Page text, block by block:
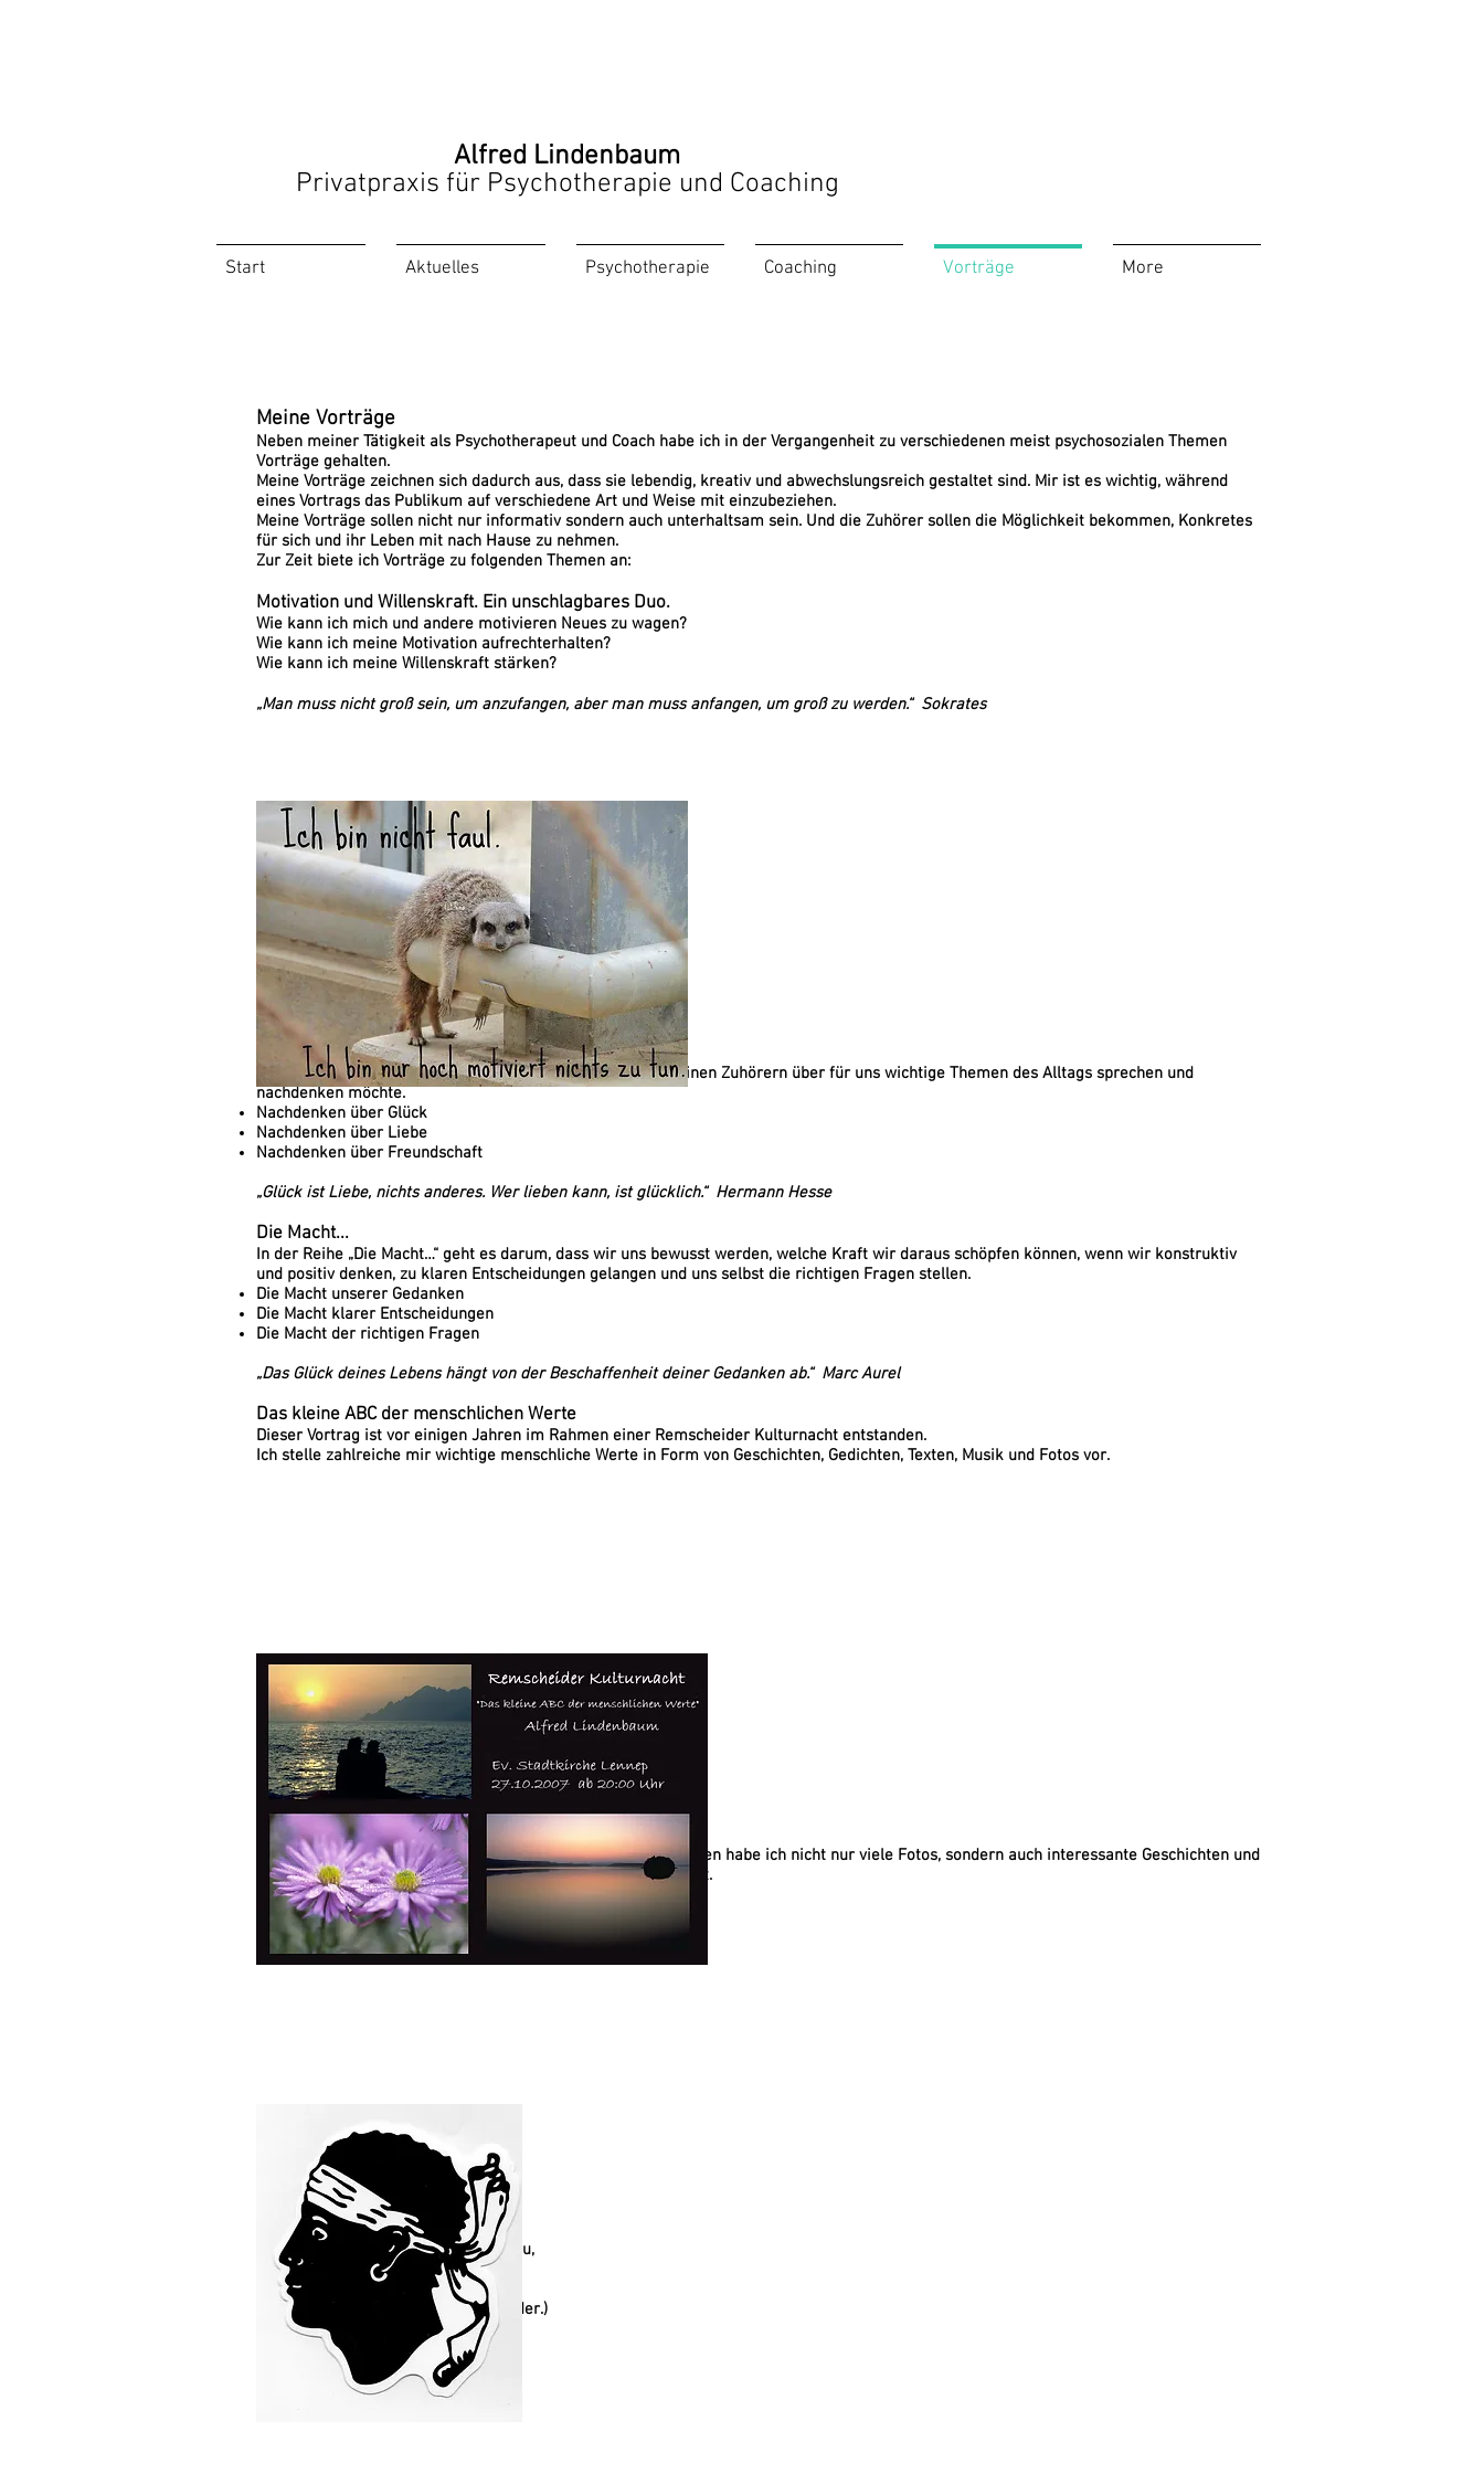
Alfred Lindenbaum
Privatpraxis für Psychotherapie und Coaching
Start Aktuelles Psychotherapie Coaching Vorträge More
Meine Vorträge
Neben meiner Tätigkeit als Psychotherapeut und Coach habe ich in der Vergangenheit zu verschiedenen meist psychosozialen Themen
Vorträge gehalten.
Meine Vorträge zeichnen sich dadurch aus, dass sie lebendig, kreativ und abwechslungsreich gestaltet sind. Mir ist es wichtig, während
eines Vortrags das Publikum auf verschiedene Art und Weise mit einzubeziehen.
Meine Vorträge sollen nicht nur informativ sondern auch unterhaltsam sein. Und die Zuhörer sollen die Möglichkeit bekommen, Konkretes
für sich und ihr Leben mit nach Hause zu nehmen.
Zur Zeit biete ich Vorträge zu folgenden Themen an:
Motivation und Willenskraft. Ein unschlagbares Duo.
Wie kann ich mich und andere motivieren Neues zu wagen?
Wie kann ich meine Motivation aufrechterhalten?
Wie kann ich meine Willenskraft stärken?
„Man muss nicht groß sein, um anzufangen, aber man muss anfangen, um groß zu werden.“ Sokrates
Nachdenken über…
„Nachdenken über…“ ist eine kleine Reihe, in der ich mit meinen Zuhörern über für uns wichtige Themen des Alltags sprechen und
nachdenken möchte.
Nachdenken über Glück
Nachdenken über Liebe
Nachdenken über Freundschaft
„Glück ist Liebe, nichts anderes. Wer lieben kann, ist glücklich.“ Hermann Hesse
Die Macht...
In der Reihe „Die Macht…“ geht es darum, dass wir uns bewusst werden, welche Kraft wir daraus schöpfen können, wenn wir konstruktiv
und positiv denken, zu klaren Entscheidungen gelangen und uns selbst die richtigen Fragen stellen.
Die Macht unserer Gedanken
Die Macht klarer Entscheidungen
Die Macht der richtigen Fragen
„Das Glück deines Lebens hängt von der Beschaffenheit deiner Gedanken ab.“ Marc Aurel
Das kleine ABC der menschlichen Werte
Dieser Vortrag ist vor einigen Jahren im Rahmen einer Remscheider Kulturnacht entstanden.
Ich stelle zahlreiche mir wichtige menschliche Werte in Form von Geschichten, Gedichten, Texten, Musik und Fotos vor.
Korsika – Insel der Schönheit
Seit 1976 reise ich regelmäßig nach Korsika. Von meinen Reisen habe ich nicht nur viele Fotos, sondern auch interessante Geschichten und
Informationen über das Land und seine Menschen mitgebracht.
„S’entrassi‚ ndru Paradisu santu santu,
En nun truvassi a tia, mi n’esciria."
(Käme ich in das heil’ge Paradies,
und Du wärst nicht da: ich ginge wieder.)
Prosper Merimee, 1829